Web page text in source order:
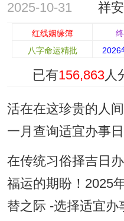
2025-10-31 祥
红线姻缘簿
八字命运精批
2026
已有156,863人
活在在这珍贵的人
一月查询适宜办事日
在传统习俗择吉日
福运的期盼！2025
替之际 -选择适宜办